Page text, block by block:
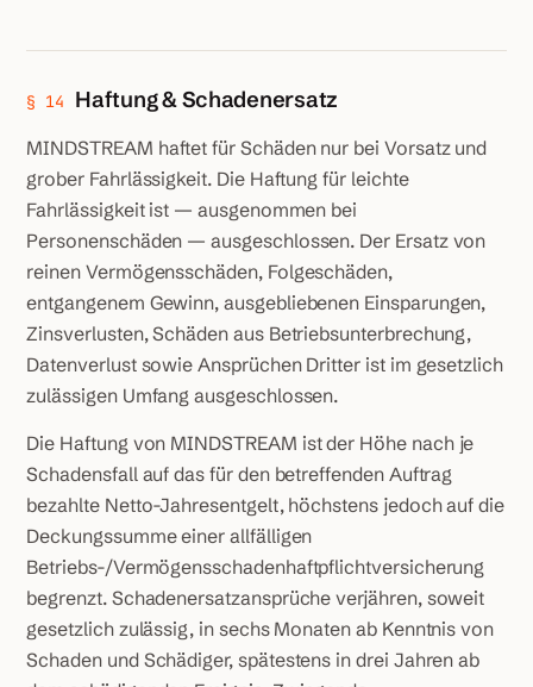
§ 14 Haftung & Schadenersatz
MINDSTREAM haftet für Schäden nur bei Vorsatz und
grober Fahrlässigkeit. Die Haftung für leichte
Fahrlässigkeit ist — ausgenommen bei
Personenschäden — ausgeschlossen. Der Ersatz von
reinen Vermögensschäden, Folgeschäden,
entgangenem Gewinn, ausgebliebenen Einsparungen,
Zinsverlusten, Schäden aus Betriebsunterbrechung,
Datenverlust sowie Ansprüchen Dritter ist im gesetzlich
zulässigen Umfang ausgeschlossen.
Die Haftung von MINDSTREAM ist der Höhe nach je
Schadensfall auf das für den betreffenden Auftrag
bezahlte Netto-Jahresentgelt, höchstens jedoch auf die
Deckungssumme einer allfälligen
Betriebs-/Vermögensschadenhaftpflicht­versicherung
begrenzt. Schadenersatzansprüche verjähren, soweit
gesetzlich zulässig, in sechs Monaten ab Kenntnis von
Schaden und Schädiger, spätestens in drei Jahren ab